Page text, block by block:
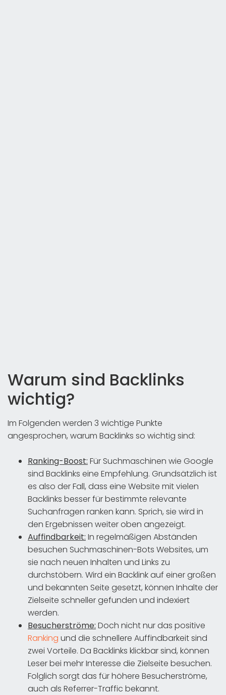
Warum sind Backlinks
wichtig?
Im Folgenden werden 3 wichtige Punkte
angesprochen, warum Backlinks so wichtig sind:
Ranking-Boost: Für Suchmaschinen wie Google
sind Backlinks eine Empfehlung. Grundsätzlich ist
es also der Fall, dass eine Website mit vielen
Backlinks besser für bestimmte relevante
Suchanfragen ranken kann. Sprich, sie wird in
den Ergebnissen weiter oben angezeigt.
Auffindbarkeit: In regelmäßigen Abständen
besuchen Suchmaschinen-Bots Websites, um
sie nach neuen Inhalten und Links zu
durchstöbern. Wird ein Backlink auf einer großen
und bekannten Seite gesetzt, können Inhalte der
Zielseite schneller gefunden und indexiert
werden.
Besucherströme: Doch nicht nur das positive
Ranking und die schnellere Auffindbarkeit sind
zwei Vorteile. Da Backlinks klickbar sind, können
Leser bei mehr Interesse die Zielseite besuchen.
Folglich sorgt das für höhere Besucherströme,
auch als Referrer-Traffic bekannt.